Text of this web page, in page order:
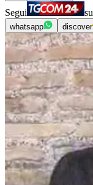
Segui su
whatsapp discover